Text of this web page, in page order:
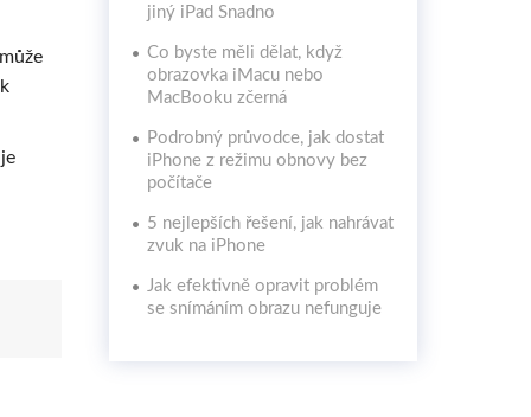
jiný iPad Snadno
Co byste měli dělat, když
obrazovka iMacu nebo
MacBooku zčerná
Podrobný průvodce, jak dostat
iPhone z režimu obnovy bez
počítače
5 nejlepších řešení, jak nahrávat
zvuk na iPhone
Jak efektivně opravit problém
se snímáním obrazu nefunguje